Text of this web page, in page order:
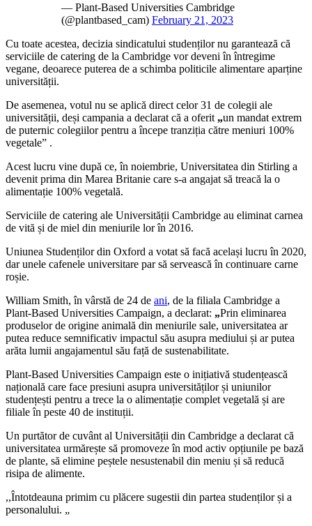
— Plant-Based Universities Cambridge
(@plantbased_cam) February 21, 2023
Cu toate acestea, decizia sindicatului studenților nu garantează că
serviciile de catering de la Cambridge vor deveni în întregime
vegane, deoarece puterea de a schimba politicile alimentare aparține
universității.
De asemenea, votul nu se aplică direct celor 31 de colegii ale
universității, deși campania a declarat că a oferit „un mandat extrem
de puternic colegiilor pentru a începe tranziția către meniuri 100%
vegetale” .
Acest lucru vine după ce, în noiembrie, Universitatea din Stirling a
devenit prima din Marea Britanie care s-a angajat să treacă la o
alimentație 100% vegetală.
Serviciile de catering ale Universității Cambridge au eliminat carnea
de vită și de miel din meniurile lor în 2016.
Uniunea Studenților din Oxford a votat să facă același lucru în 2020,
dar unele cafenele universitare par să servească în continuare carne
roșie.
William Smith, în vârstă de 24 de ani, de la filiala Cambridge a
Plant-Based Universities Campaign, a declarat: „Prin eliminarea
produselor de origine animală din meniurile sale, universitatea ar
putea reduce semnificativ impactul său asupra mediului și ar putea
arăta lumii angajamentul său față de sustenabilitate.
Plant-Based Universities Campaign este o inițiativă studențească
națională care face presiuni asupra universităților și uniunilor
studențești pentru a trece la o alimentație complet vegetală și are
filiale în peste 40 de instituții.
Un purtător de cuvânt al Universității din Cambridge a declarat că
universitatea urmărește să promoveze în mod activ opțiunile pe bază
de plante, să elimine peștele nesustenabil din meniu și să reducă
risipa de alimente.
,,Întotdeauna primim cu plăcere sugestii din partea studenților și a
personalului. „